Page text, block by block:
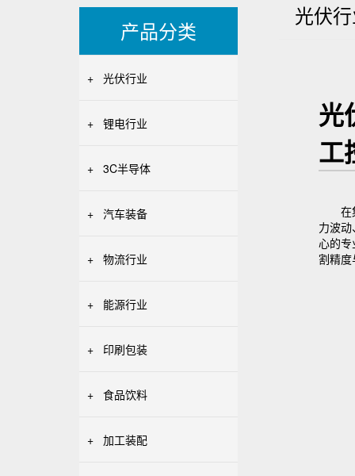
产品分类
+ 光伏行业
+ 锂电行业
+ 3C半导体
+ 汽车装备
+ 物流行业
+ 能源行业
+ 印刷包装
+ 食品饮料
+ 加工装配
光伏
光
工
在
力波
心的
割精